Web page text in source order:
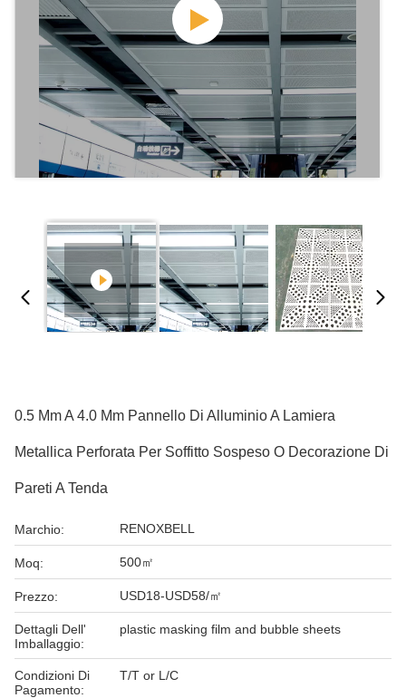
0.5 Mm A 4.0 Mm Pannello Di Alluminio A Lamiera
Metallica Perforata Per Soffitto Sospeso O Decorazione Di
Pareti A Tenda
Marchio: RENOXBELL
Moq: 500㎡
Prezzo: USD18-USD58/㎡
Dettagli Dell'
Imballaggio:
plastic masking film and bubble sheets
Condizioni Di
Pagamento:
T/T or L/C